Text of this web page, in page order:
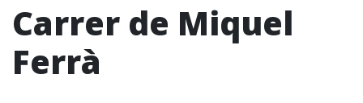
Carrer de Miquel
Ferrà